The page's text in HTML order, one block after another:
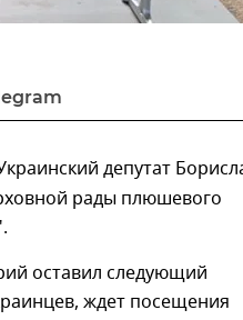
депутат
рады плюшевого
оставил следующий
ждет посещения